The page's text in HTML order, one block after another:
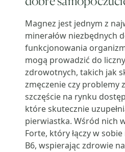
Magnez jest jednym z
minerałów niezbędnych
funkcjonowania
mogą prowadzić do
zdrowotnych, takich jak
zmęczenie czy problemy
szczęście na rynku
które skutecznie
pierwiastka. Wśród nich
Forte, który łączy w
B6, wspierając zdrowie